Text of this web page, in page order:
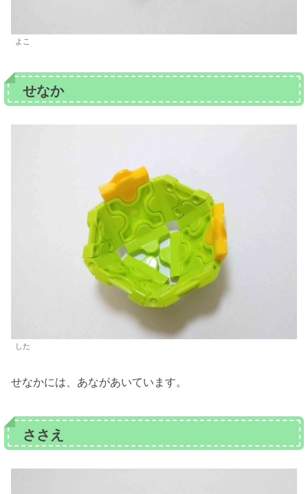
よこ
せなか
した
せなかには、あながあいています。
ささえ